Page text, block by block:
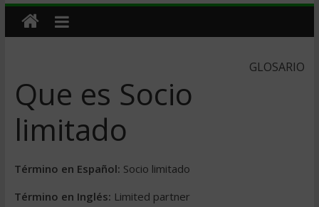
GLOSARIO
Que es Socio
limitado
Término en Español: Socio limitado
Término en Inglés: Limited partner